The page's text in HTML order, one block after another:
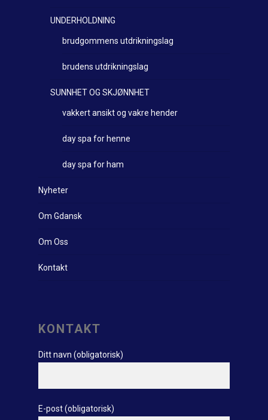
UNDERHOLDNING
brudgommens utdrikningslag
brudens utdrikningslag
SUNNHET OG SKJØNNHET
vakkert ansikt og vakre hender
day spa for henne
day spa for ham
Nyheter
Om Gdansk
Om Oss
Kontakt
KONTAKT
Ditt navn (obligatorisk)
E-post (obligatorisk)